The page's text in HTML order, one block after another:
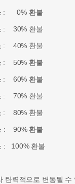
: 0% 환불
: 30% 환불
: 40% 환불
: 50% 환불
: 60% 환불
: 70% 환불
: 80% 환불
: 90% 환불
: 100% 환불
력적으로 변동될 수